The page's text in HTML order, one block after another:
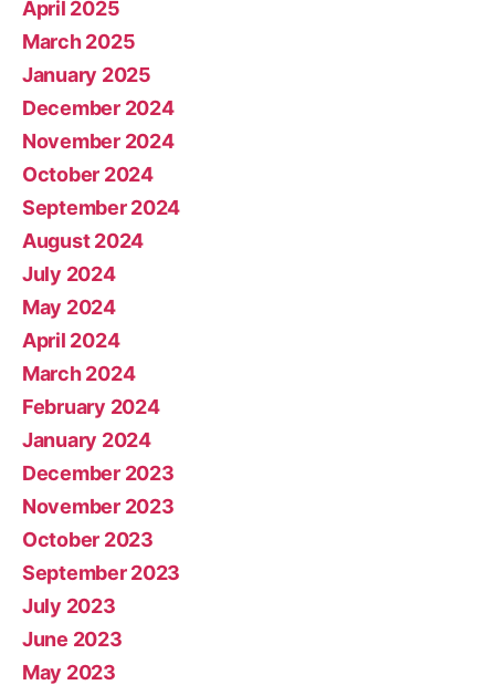
April 2025
March 2025
January 2025
December 2024
November 2024
October 2024
September 2024
August 2024
July 2024
May 2024
April 2024
March 2024
February 2024
January 2024
December 2023
November 2023
October 2023
September 2023
July 2023
June 2023
May 2023